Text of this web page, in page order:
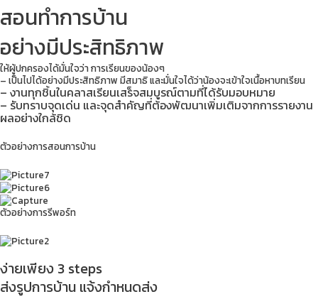
สอนทำการบ้าน
อย่างมีประสิทธิภาพ
ให้ผู้ปกครองได้มั่นใจว่า การเรียนของน้องๆ
– เป็นไปได้อย่างมีประสิทธิภาพ มีสมาธิ และมั่นใจได้ว่าน้องจะเข้าใจเนื้อหาบทเรียน
– งานทุกชิ้นในคลาสเรียนเสร็จสมบูรณ์ตามที่ได้รับมอบหมาย
– รับทราบจุดเด่น และจุดสำคัญที่ต้องพัฒนาเพิ่มเติมจากการรายงาน
ผลอย่างใกล้ชิด
ตัวอย่างการสอนการบ้าน
ตัวอย่างการรีพอร์ท
ง่ายเพียง 3 steps
ส่งรูปการบ้าน แจ้งกำหนดส่ง